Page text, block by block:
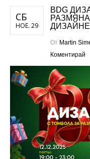
СБ
НОЕ. 29
BDG
От Martin
Коментирай